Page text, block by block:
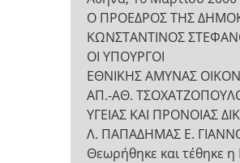
Ο ΠΡΟΕΔΡΟΣ ΤΗΣ
ΚΩΝΣΤΑΝΤΙΝΟΣ
ΟΙ ΥΠΟΥΡΓΟΙ
ΕΘΝΙΚΗΣ ΑΜΥΝΑΣ
ΑΠ.-ΑΘ.
ΥΓΕΙΑΣ ΚΑΙ ΠΡΟΝΟΙΑΣ
Λ. ΠΑΠΑΔΗΜΑΣ Ε.
Θεωρήθηκε και τέθηκε